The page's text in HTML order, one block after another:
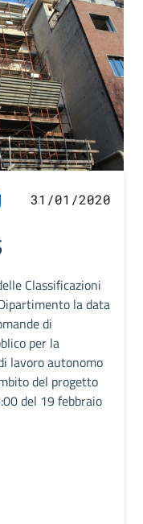
31/01/2020
Classificazioni
la data
di
per la
lavoro autonomo
del progetto
del 19 febbraio